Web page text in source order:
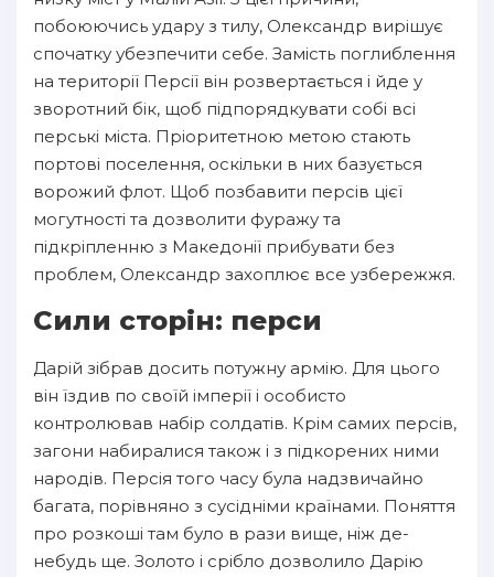
побоюючись удару з тилу, Олександр вирішує
спочатку убезпечити себе. Замість поглиблення
на території Персії він розвертається і йде у
зворотний бік, щоб підпорядкувати собі всі
перські міста. Пріоритетною метою стають
портові поселення, оскільки в них базується
ворожий флот. Щоб позбавити персів цієї
могутності та дозволити фуражу та
підкріпленню з Македонії прибувати без
проблем, Олександр захоплює все узбережжя.
Сили сторін: перси
Дарій зібрав досить потужну армію. Для цього
він їздив по своїй імперії і особисто
контролював набір солдатів. Крім самих персів,
загони набиралися також і з підкорених ними
народів. Персія того часу була надзвичайно
багата, порівняно з сусідніми країнами. Поняття
про розкоші там було в рази вище, ніж де-
небудь ще. Золото і срібло дозволило Дарію